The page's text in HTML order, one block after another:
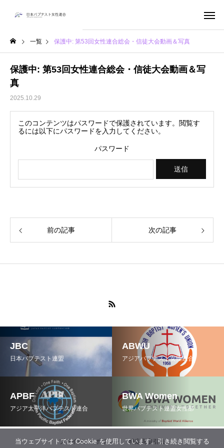
一覧 保護中: 第53回女性連合総会・信徒大会動画＆写真
保護中: 第53回女性連合総会・信徒大会動画＆写
真
2025.10.29
このコンテンツはパスワードで保護されています。閲覧す
るには以下にパスワードを入力してください。
パスワード
前の記事 次の記事
JBC
日本バプテスト連盟
ABWU
アジアバプテスト女性連合
APBF
アジア太平洋バプテスト連合
BWA Women
世界バプテスト連盟女性部
プライバシーポリシー 特定商取引法
当ウェブサイトでは Cookie を使用しています。引き続き閲覧する